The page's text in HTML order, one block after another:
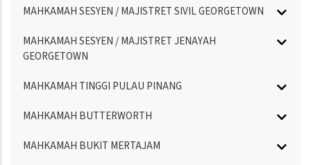
MAHKAMAH SESYEN / MAJISTRET SIVIL GEORGETOWN
MAHKAMAH SESYEN / MAJISTRET JENAYAH
GEORGETOWN
MAHKAMAH TINGGI PULAU PINANG
MAHKAMAH BUTTERWORTH
MAHKAMAH BUKIT MERTAJAM